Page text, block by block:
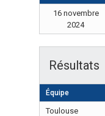
16 novembre
2024
Résultats
Équipe
Toulouse